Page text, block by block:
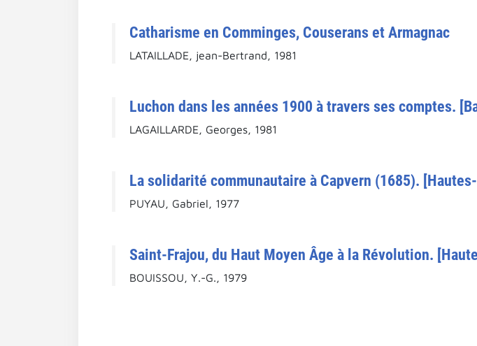
Catharisme en Comminges, Couserans et Armagnac
LATAILLADE, jean-Bertrand, 1981
Luchon dans les années 1900 à travers ses comptes.
LAGAILLARDE, Georges, 1981
La solidarité communautaire à Capvern (1685).
PUYAU, Gabriel, 1977
Saint-Frajou, du Haut Moyen Âge à la Révolution.
BOUISSOU, Y.-G., 1979